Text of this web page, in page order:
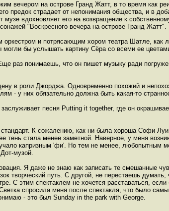
вечером на острове Гранд Жатт, в то время как
страдает от непонимания общества, и в
вдохновляет его на возвращение к
"Воскресного вечера на острове Гранд Жатт".
и потрясающим хором театра Шатле, как
бы услышать картину Сёра со всеми ее
раз понимаешь, что он пишет музыку ради
в роли Джорджа. Одновременно похожий и
- у них обязательно должна быть какая-то
песня Putting it together, где он
К сожалению, как ни была хороша Софи-
стала менее заметной. Наверное, у меня
капризным 'фи'. Но тем не менее, любопытным
музой.
Я даже не знаю как записать те смешанные
творческий путь. С другой, не перестаешь
С этим спектаклем не хочется расставаться,
спросила меня после спектакля, что было
- это был Sunday in the park with George.